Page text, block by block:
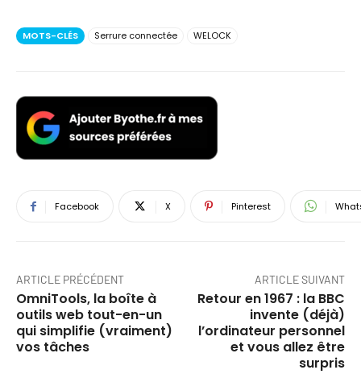
MOTS-CLÉS Serrure connectée WELOCK
Facebook X Pinterest
ARTICLE PRÉCÉDENT
OmniTools, la boîte à
outils web tout-en-un
qui simplifie (vraiment)
vos tâches
ARTICLE SUIVANT
Retour en 1967 : la BBC
invente (déjà)
l’ordinateur personnel
et vous allez être
surpris